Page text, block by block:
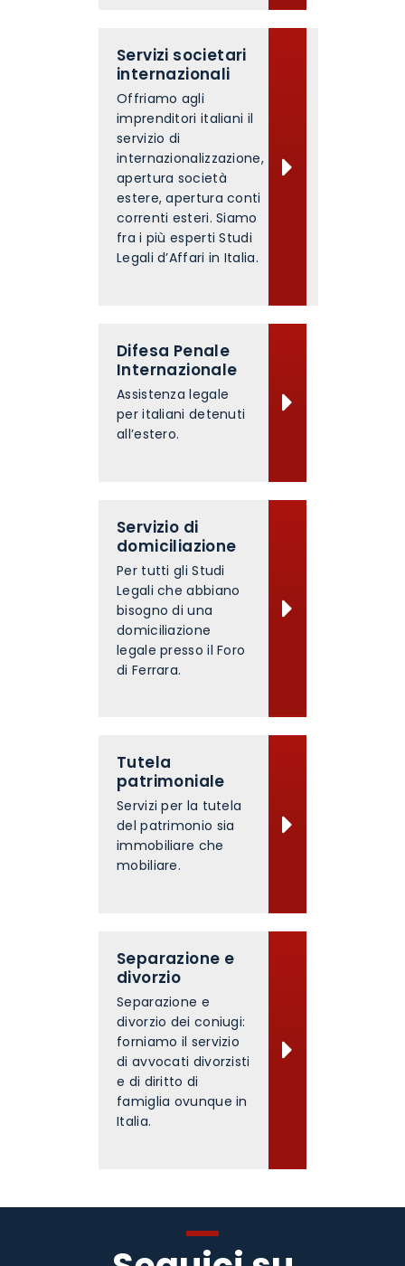
Servizi societari
internazionali
Offriamo agli
imprenditori italiani il
servizio di
internazionalizzazione,
apertura società
estere, apertura conti
correnti esteri. Siamo
fra i più esperti Studi
Legali d’Affari in Italia.
Difesa Penale
Internazionale
Assistenza legale
per italiani detenuti
all’estero.
Servizio di
domiciliazione
Per tutti gli Studi
Legali che abbiano
bisogno di una
domiciliazione
legale presso il Foro
di Ferrara.
Tutela
patrimoniale
Servizi per la tutela
del patrimonio sia
immobiliare che
mobiliare.
Separazione e
divorzio
Separazione e
divorzio dei coniugi:
forniamo il servizio
di avvocati divorzisti
e di diritto di
famiglia ovunque in
Italia.